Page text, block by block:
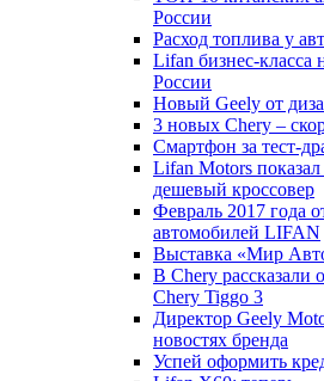
России
Расход топлива у
Lifan бизнес-класса
России
Новый Geely от
3 новых Chery –
Смартфон за тест-
Lifan Motors
дешевый кроссовер
Февраль 2017 года
автомобилей LIFAN
Выставка «Мир
В Chery рассказали
Chery Tiggo 3
Директор Geely
новостях бренда
Успей оформить